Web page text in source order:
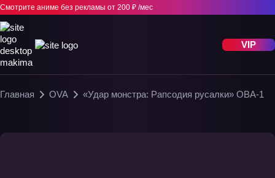
Смотрите аниме без рекламы от 200 ₽ /мес
VIP
Главная OVA «Удар монстра: Рапсодия русалки» ОВА-1